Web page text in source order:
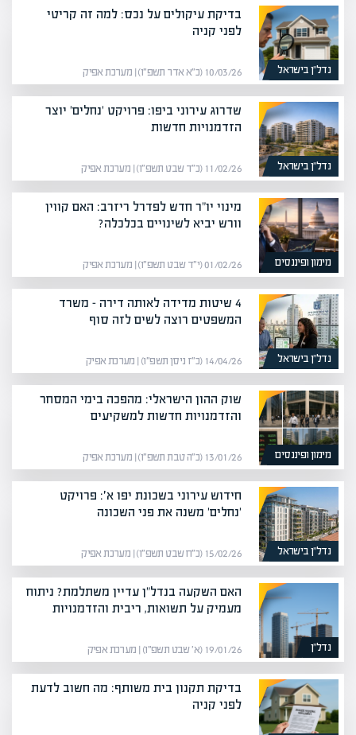
נדל”ן בישראל
בדיקת עיקולים על נכס: למה זה קריטי
לפני קניה
10/03/26 (כ״א אדר תשפ״ו) | מערכת אפיק
נדל”ן בישראל
שדרוג עירוני ביפו: פרויקט 'נחלים' יוצר
הזדמנויות חדשות
11/02/26 (כ״ד שבט תשפ״ו) | מערכת אפיק
מימון ופיננסים
מינוי יו"ר חדש לפדרל ריזרב: האם קווין
וורש יביא לשינויים בכלכלה?
01/02/26 (י״ד שבט תשפ״ו) | מערכת אפיק
נדל”ן בישראל
4 שיטות מדידה לאותה דירה – משרד
המשפטים רוצה לשים לזה סוף
14/04/26 (כ״ז ניסן תשפ״ו) | מערכת אפיק
מימון ופיננסים
שוק ההון הישראלי: מהפכה בימי המסחר
והזדמנויות חדשות למשקיעים
13/01/26 (כ״ה טבת תשפ״ו) | מערכת אפיק
נדל”ן בישראל
חידוש עירוני בשכונת יפו א׳: פרויקט
'נחלים' משנה את פני השכונה
15/02/26 (כ״ח שבט תשפ״ו) | מערכת אפיק
נדל”ן
האם השקעה בנדל"ן עדיין משתלמת? ניתוח
מעמיק על תשואות, ריבית והזדמנויות
19/01/26 (א׳ שבט תשפ״ו) | מערכת אפיק
בדיקת תקנון בית משותף: מה חשוב לדעת
לפני קניה